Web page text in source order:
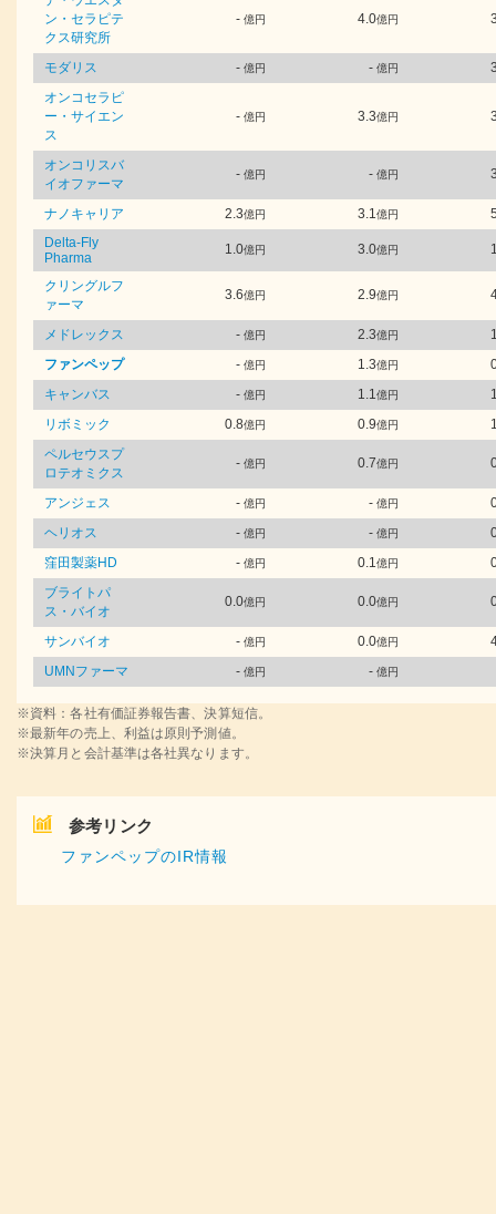
ン・セラピテ
クス研究所
- 億円 4.0億円
モダリス - 億円 - 億円
オンコセラピ
ー・サイエン
ス
- 億円 3.3億円
オンコリスバ
イオファーマ
- 億円 - 億円
ナノキャリア 2.3億円 3.1億円
Delta-Fly
Pharma
1.0億円 3.0億円
クリングルフ
ァーマ
3.6億円 2.9億円
メドレックス - 億円 2.3億円
ファンペップ
- 億円 1.3億円
キャンバス
- 億円 1.1億円
リボミック
0.8億円 0.9億円
ペルセウスプ
ロテオミクス
- 億円 0.7億円
アンジェス - 億円 - 億円
ヘリオス
- 億円 - 億円
窪田製薬HD
- 億円 0.1億円
ブライトパ
ス・バイオ
0.0億円 0.0億円
サンバイオ - 億円 0.0億円
UMNファーマ
- 億円 - 億円
※資料：各社有価証券報告書、決算短信。
※最新年の売上、利益は原則予測値。
※決算月と会計基準は各社異なります。
参考リンク
ファンペップのIR情報